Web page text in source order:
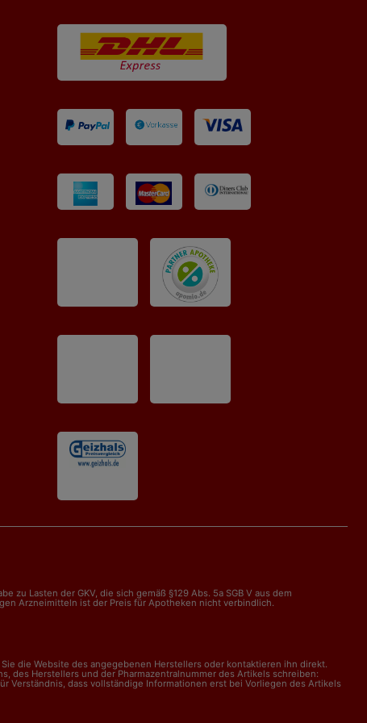
zu Lasten der GKV, die sich gemäß §129 Abs. 5a SGB V aus dem
Arzneimitteln ist der Preis für Apotheken nicht verbindlich.
die Website des angegebenen Herstellers oder kontaktieren ihn direkt.
des Herstellers und der Pharmazentralnummer des Artikels schreiben:
Verständnis, dass vollständige Informationen erst bei Vorliegen des Artikels